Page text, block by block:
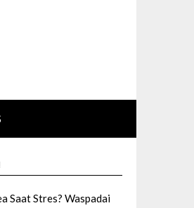
Saat Stres? Waspadai